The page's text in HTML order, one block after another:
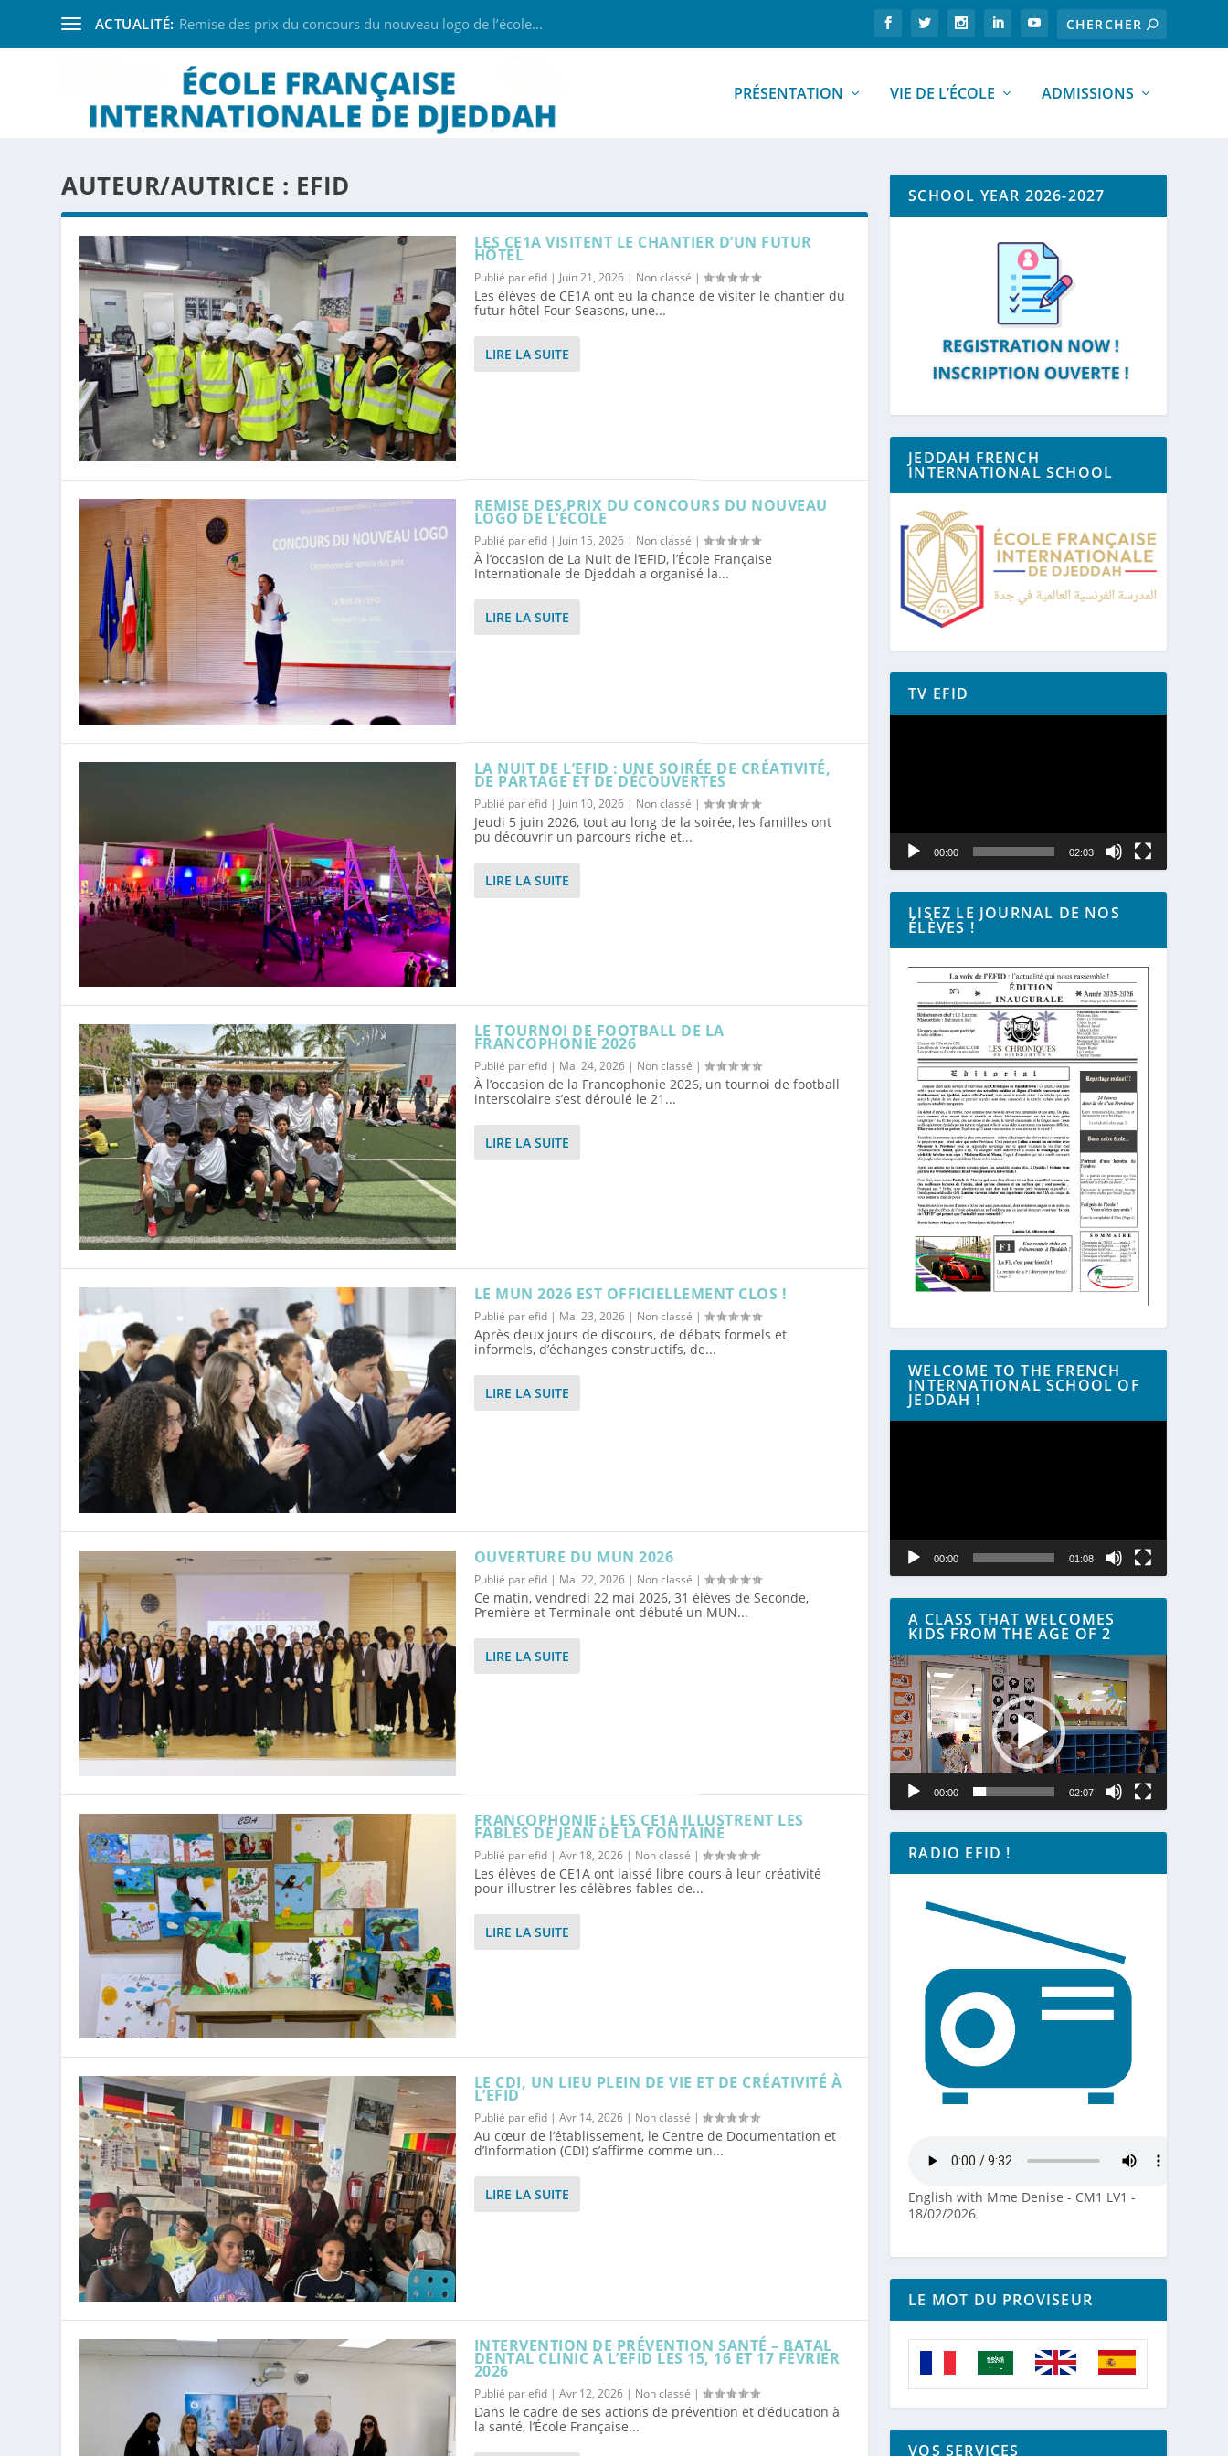
ACTUALITÉ: Remise des prix du concours du nouveau logo de l’école...
PRÉSENTATION VIE DE L’ÉCOLE ADMISSIONS
AUTEUR/AUTRICE : EFID
LES CE1A VISITENT LE CHANTIER D’UN FUTUR
HÔTEL
Publié parefid| Juin 21, 2026| Non classé |
Les élèves de CE1A ont eu la chance de visiter le chantier du
futur hôtel Four Seasons, une...
LIRE LA SUITE
REMISE DES PRIX DU CONCOURS DU NOUVEAU
LOGO DE L’ÉCOLE
Publié parefid| Juin 15, 2026| Non classé |
À l’occasion de La Nuit de l’EFID, l’École Française
Internationale de Djeddah a organisé la...
LIRE LA SUITE
LA NUIT DE L’EFID : UNE SOIRÉE DE CRÉATIVITÉ,
DE PARTAGE ET DE DÉCOUVERTES
Publié parefid| Juin 10, 2026| Non classé |
Jeudi 5 juin 2026, tout au long de la soirée, les familles ont
pu découvrir un parcours riche et...
LIRE LA SUITE
LE TOURNOI DE FOOTBALL DE LA
FRANCOPHONIE 2026
Publié parefid| Mai 24, 2026| Non classé |
À l’occasion de la Francophonie 2026, un tournoi de football
interscolaire s’est déroulé le 21...
LIRE LA SUITE
LE MUN 2026 EST OFFICIELLEMENT CLOS !
Publié parefid| Mai 23, 2026| Non classé |
Après deux jours de discours, de débats formels et
informels, d’échanges constructifs, de...
LIRE LA SUITE
OUVERTURE DU MUN 2026
Publié parefid| Mai 22, 2026| Non classé |
Ce matin, vendredi 22 mai 2026, 31 élèves de Seconde,
Première et Terminale ont débuté un MUN...
LIRE LA SUITE
FRANCOPHONIE : LES CE1A ILLUSTRENT LES
FABLES DE JEAN DE LA FONTAINE
Publié parefid| Avr 18, 2026| Non classé |
Les élèves de CE1A ont laissé libre cours à leur créativité
pour illustrer les célèbres fables de...
LIRE LA SUITE
LE CDI, UN LIEU PLEIN DE VIE ET DE CRÉATIVITÉ À
L’EFID
Publié parefid| Avr 14, 2026| Non classé |
Au cœur de l’établissement, le Centre de Documentation et
d’Information (CDI) s’affirme comme un...
LIRE LA SUITE
INTERVENTION DE PRÉVENTION SANTÉ – BATAL
DENTAL CLINIC À L’EFID LES 15, 16 ET 17 FÉVRIER
2026
Publié parefid| Avr 12, 2026| Non classé |
Dans le cadre de ses actions de prévention et d’éducation à
la santé, l’École Française...
SCHOOL YEAR 2026-2027
JEDDAH FRENCH
INTERNATIONAL SCHOOL
TV EFID
Lecteur
00:00 02:03
LISEZ LE JOURNAL DE NOS
ÉLÈVES !
WELCOME TO THE FRENCH
INTERNATIONAL SCHOOL OF
JEDDAH !
00:00 01:08
A CLASS THAT WELCOMES
KIDS FROM THE AGE OF 2
Lecteur
vidéo
00:00 02:07
RADIO EFID !
English with Mme Denise - CM1 LV1 -
18/02/2026
LE MOT DU PROVISEUR
VOS SERVICES